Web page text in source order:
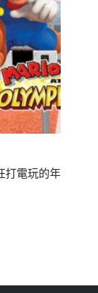
打電玩的年